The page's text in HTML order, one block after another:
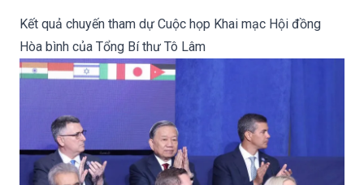
Kết quả chuyến tham dự Cuộc họp Khai mạc Hội đồng
Hòa bình của Tổng Bí thư Tô Lâm